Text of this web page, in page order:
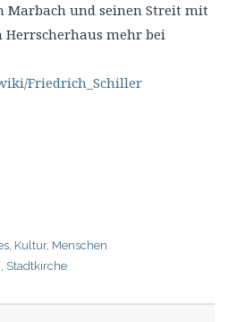
Marbach und seinen Streit mit
mehr bei
Friedrich_Schiller
, Kultur, Menschen
, Stadtkirche